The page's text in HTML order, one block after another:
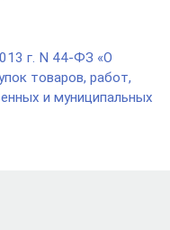
г. N 44-ФЗ «О
товаров, работ,
и муниципальных